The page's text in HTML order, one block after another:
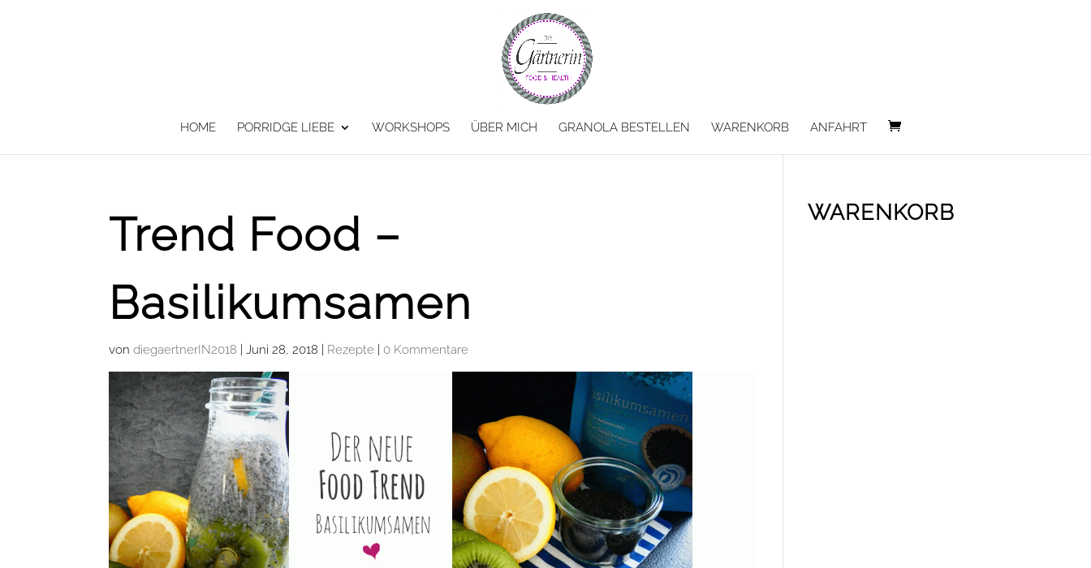
HOME PORRIDGE LIEBE WORKSHOPS ÜBER MICH GRANOLA BESTELLEN WARENKORB ANFAHRT
Trend Food –
Basilikumsamen
vondiegaertnerIN2018 |Juni 28, 2018 Rezepte 0 Kommentare
WARENKORB